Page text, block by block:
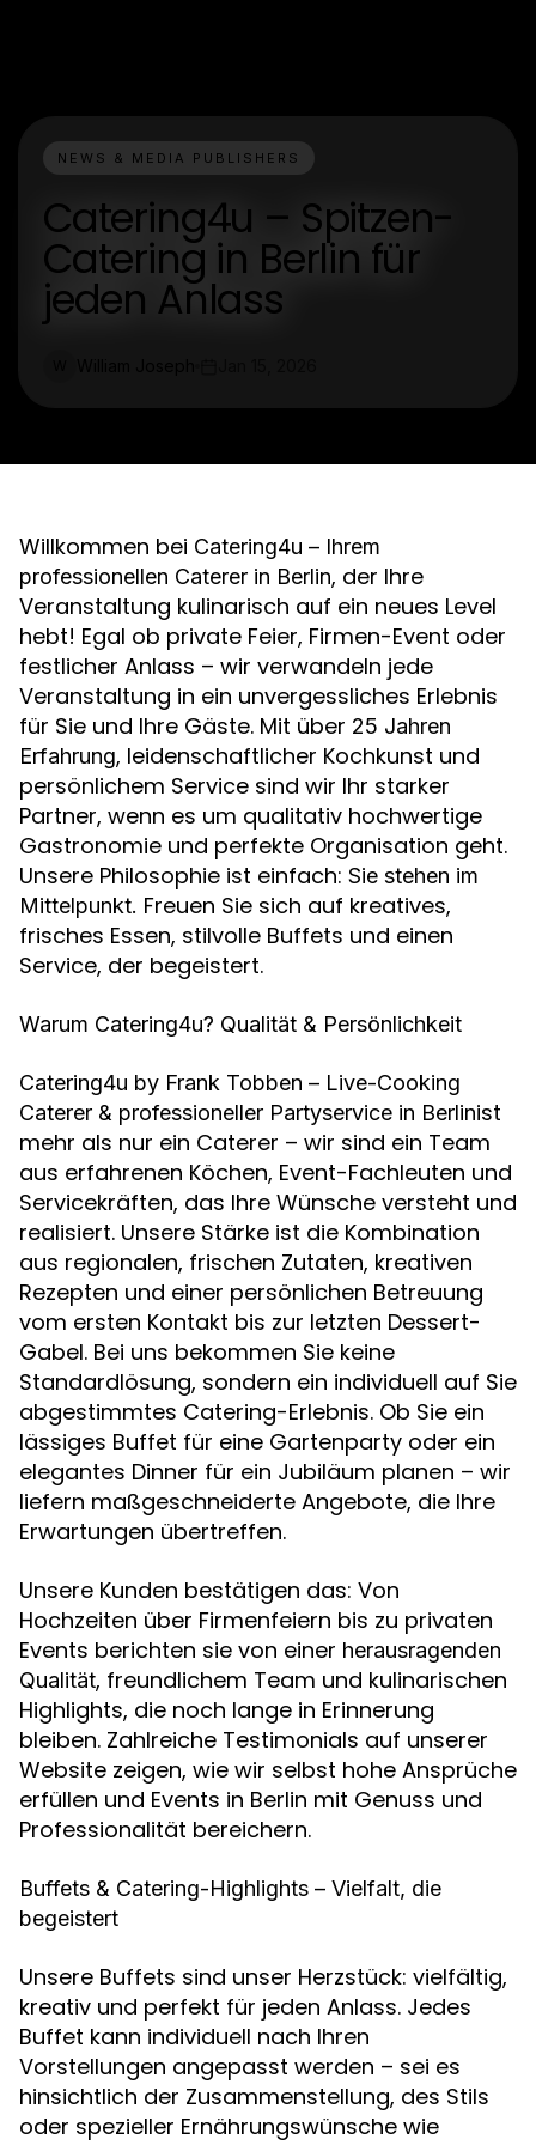
NEWS & MEDIA PUBLISHERS
Catering4u – Spitzen-
Catering in Berlin für
jeden Anlass
Willkommen bei Catering4u – Ihrem
professionellen Caterer in Berlin, der Ihre
Veranstaltung kulinarisch auf ein neues Level
hebt! Egal ob private Feier, Firmen-Event oder
festlicher Anlass – wir verwandeln jede
Veranstaltung in ein unvergessliches Erlebnis
für Sie und Ihre Gäste. Mit über 25 Jahren
Erfahrung, leidenschaftlicher Kochkunst und
persönlichem Service sind wir Ihr starker
Partner, wenn es um qualitativ hochwertige
Gastronomie und perfekte Organisation geht.
Unsere Philosophie ist einfach: Sie stehen im
Mittelpunkt. Freuen Sie sich auf kreatives,
frisches Essen, stilvolle Buffets und einen
Service, der begeistert.
Warum Catering4u? Qualität & Persönlichkeit
Catering4u by Frank Tobben – Live-Cooking
Caterer & professioneller Partyservice in Berlinist
mehr als nur ein Caterer – wir sind ein Team
aus erfahrenen Köchen, Event-Fachleuten und
Servicekräften, das Ihre Wünsche versteht und
realisiert. Unsere Stärke ist die Kombination
aus regionalen, frischen Zutaten, kreativen
Rezepten und einer persönlichen Betreuung
vom ersten Kontakt bis zur letzten Dessert-
Gabel. Bei uns bekommen Sie keine
Standardlösung, sondern ein individuell auf Sie
abgestimmtes Catering-Erlebnis. Ob Sie ein
lässiges Buffet für eine Gartenparty oder ein
elegantes Dinner für ein Jubiläum planen – wir
liefern maßgeschneiderte Angebote, die Ihre
Erwartungen übertreffen.
Unsere Kunden bestätigen das: Von
Hochzeiten über Firmenfeiern bis zu privaten
Events berichten sie von einer herausragenden
Qualität, freundlichem Team und kulinarischen
Highlights, die noch lange in Erinnerung
bleiben. Zahlreiche Testimonials auf unserer
Website zeigen, wie wir selbst hohe Ansprüche
erfüllen und Events in Berlin mit Genuss und
Professionalität bereichern.
Buffets & Catering-Highlights – Vielfalt, die
begeistert
Unsere Buffets sind unser Herzstück: vielfältig,
kreativ und perfekt für jeden Anlass. Jedes
Buffet kann individuell nach Ihren
Vorstellungen angepasst werden – sei es
hinsichtlich der Zusammenstellung, des Stils
oder spezieller Ernährungswünsche wie